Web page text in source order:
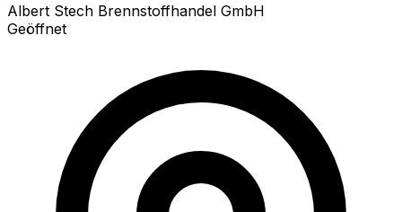
Albert Stech Brennstoffhandel GmbH
Geöffnet